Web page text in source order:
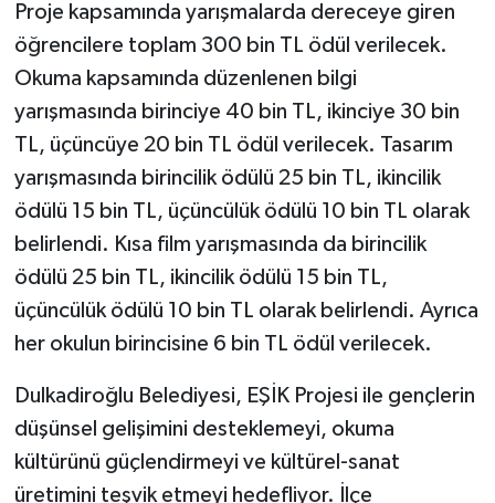
Proje kapsamında yarışmalarda dereceye giren
öğrencilere toplam 300 bin TL ödül verilecek.
Okuma kapsamında düzenlenen bilgi
yarışmasında birinciye 40 bin TL, ikinciye 30 bin
TL, üçüncüye 20 bin TL ödül verilecek. Tasarım
yarışmasında birincilik ödülü 25 bin TL, ikincilik
ödülü 15 bin TL, üçüncülük ödülü 10 bin TL olarak
belirlendi. Kısa film yarışmasında da birincilik
ödülü 25 bin TL, ikincilik ödülü 15 bin TL,
üçüncülük ödülü 10 bin TL olarak belirlendi. Ayrıca
her okulun birincisine 6 bin TL ödül verilecek.
Dulkadiroğlu Belediyesi, EŞİK Projesi ile gençlerin
düşünsel gelişimini desteklemeyi, okuma
kültürünü güçlendirmeyi ve kültürel-sanat
üretimini teşvik etmeyi hedefliyor. İlçe